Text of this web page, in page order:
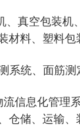
、真空包装机
材料、塑料包
系统、面筋
流信息化管理
仓储、运输、